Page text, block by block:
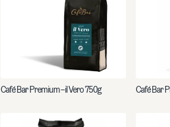
Café Bar Premium – il Vero 750g Café Bar